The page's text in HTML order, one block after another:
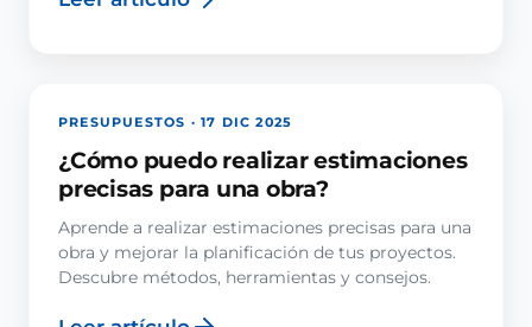
PRESUPUESTOS · 17 DIC 2025
¿Cómo puedo realizar estimaciones
precisas para una obra?
Aprende a realizar estimaciones precisas para una
obra y mejorar la planificación de tus proyectos.
Descubre métodos, herramientas y consejos.